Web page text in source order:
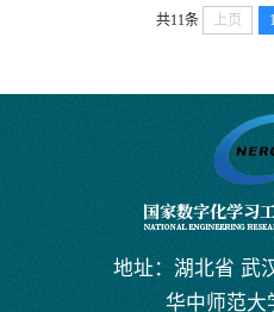
共11条 上页 1
地址：湖北省 武
华中师范大